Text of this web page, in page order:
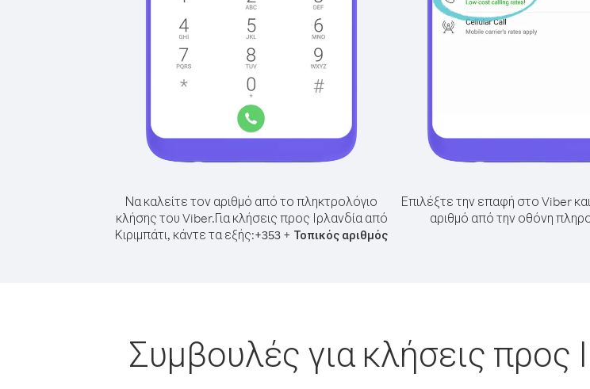
Να καλείτε τον αριθμό από το πληκτρολόγιο
κλήσης του Viber.Για κλήσεις προς Ιρλανδία από
Κιριμπάτι, κάντε τα εξής:+353 + Τοπικός αριθμός
Επιλέξτε την επαφή στο Viber
αριθμό από την οθόνη
Συμβουλές για κλήσεις προς